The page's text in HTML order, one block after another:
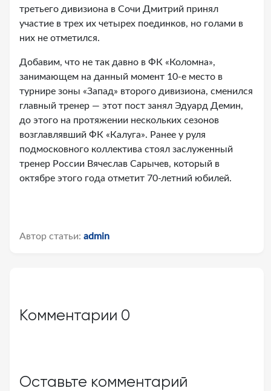
третьего дивизиона в Сочи Дмитрий принял
участие в трех их четырех поединков, но голами в
них не отметился.
Добавим, что не так давно в ФК «Коломна»,
занимающем на данный момент 10-е место в
турнире зоны «Запад» второго дивизиона, сменился
главный тренер — этот пост занял Эдуард Демин,
до этого на протяжении нескольких сезонов
возглавлявший ФК «Калуга». Ранее у руля
подмосковного коллектива стоял заслуженный
тренер России Вячеслав Сарычев, который в
октябре этого года отметит 70-летний юбилей.
Автор статьи: admin
Комментарии 0
Оставьте комментарий